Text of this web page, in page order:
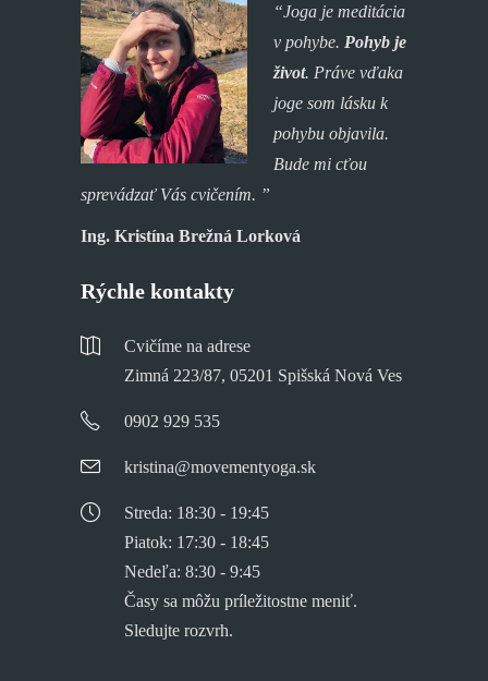
“Joga je meditácia
v pohybe. Pohyb je
život. Práve vďaka
joge som lásku k
pohybu objavila.
Bude mi cťou
sprevádzať Vás cvičením. ”
Ing. Kristína Brežná Lorková
Rýchle kontakty
Cvičíme na adrese
Zimná 223/87, 05201 Spišská Nová Ves
0902 929 535
kristina@movementyoga.sk
Streda: 18:30 - 19:45
Piatok: 17:30 - 18:45
Nedeľa: 8:30 - 9:45
Časy sa môžu príležitostne meniť.
Sledujte rozvrh.